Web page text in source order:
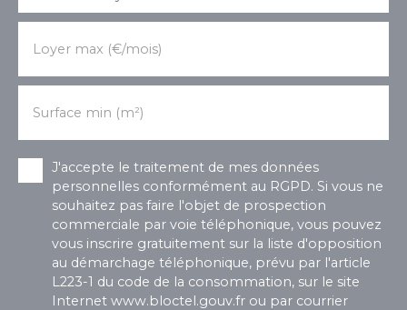
Loyer max (€/mois)
Surface min (m²)
J'accepte le traitement de mes données
personnelles conformément au RGPD. Si vous ne
souhaitez pas faire l'objet de prospection
commerciale par voie téléphonique, vous pouvez
vous inscrire gratuitement sur la liste d'opposition
au démarchage téléphonique, prévu par l'article
L223-1 du code de la consommation, sur le site
Internet www.bloctel.gouv.fr ou par courrier